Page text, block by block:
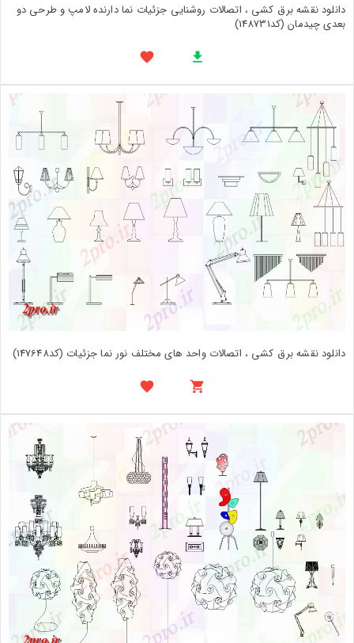
دانلود نقشه برق کشی ، اتصالات روشنایی جزئیات نما دارنده لامپ و طرحی دو
بعدی چیدمان (کد148731)
دانلود نقشه برق کشی ، اتصالات واحد های مختلف نور نما جزئیات (کد147648)